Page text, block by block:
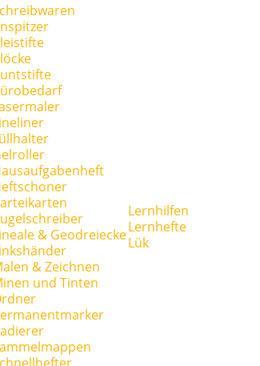
& Geodreiecke
& Zeichnen
und Tinten
Lernhilfen
Lernhefte
Lük